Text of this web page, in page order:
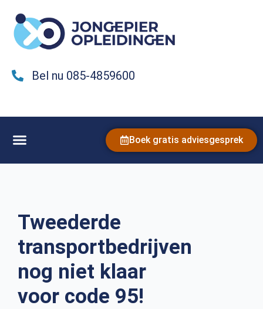
Bel nu 085-4859600
Boek gratis adviesgesprek
Tweederde
transportbedrijven
nog niet klaar
voor code 95!